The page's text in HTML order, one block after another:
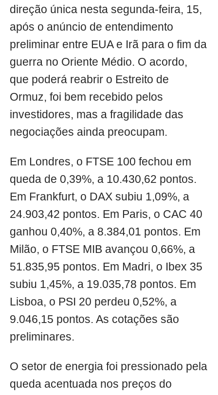
direção única nesta segunda-feira, 15,
após o anúncio de entendimento
preliminar entre EUA e Irã para o fim da
guerra no Oriente Médio. O acordo,
que poderá reabrir o Estreito de
Ormuz, foi bem recebido pelos
investidores, mas a fragilidade das
negociações ainda preocupam.
Em Londres, o FTSE 100 fechou em
queda de 0,39%, a 10.430,62 pontos.
Em Frankfurt, o DAX subiu 1,09%, a
24.903,42 pontos. Em Paris, o CAC 40
ganhou 0,40%, a 8.384,01 pontos. Em
Milão, o FTSE MIB avançou 0,66%, a
51.835,95 pontos. Em Madri, o Ibex 35
subiu 1,45%, a 19.035,78 pontos. Em
Lisboa, o PSI 20 perdeu 0,52%, a
9.046,15 pontos. As cotações são
preliminares.
O setor de energia foi pressionado pela
queda acentuada nos preços do